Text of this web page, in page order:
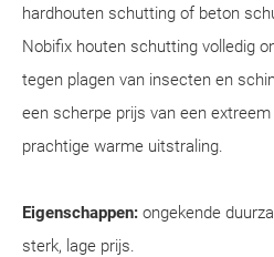
hardhouten schutting of beton
Nobifix houten schutting volledig
tegen plagen van insecten en
een scherpe prijs van een
prachtige warme uitstraling.
Eigenschappen: ongekende
sterk, lage prijs.